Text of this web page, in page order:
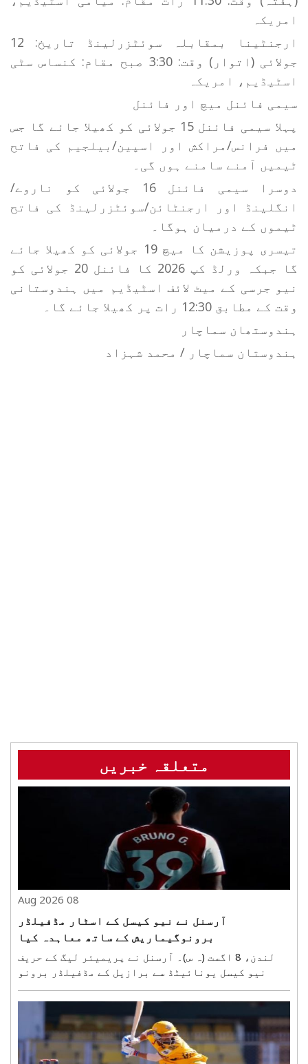
امریکہ
ارجنٹینا بمقابلہ سوئٹزرلینڈ تاریخ: 12
جولائی (اتوار) وقت: 3:30 صبح مقام: کنساس سٹی
اسٹیڈیم، امریکہ
سیمی فائنل میچ اور فائنل
پہلا سیمی فائنل 15 جولائی کو کھیلا جائے گا جس
میں فرانس/مراکش اور اسپین/بیلجیم کی فاتح
ٹیمیں آمنے سامنے ہوں گی۔
دوسرا سیمی فائنل 16 جولائی کو ناروے/
انگلینڈ اور ارجنٹائن/سوئٹزرلینڈ کی فاتح
ٹیموں کے درمیان ہوگا۔
تیسری پوزیشن کا میچ 19 جولائی کو کھیلا جائے
گا جبکہ ورلڈ کپ 2026 کا فائنل 20 جولائی کو
نیو جرسی کے میٹ لائف اسٹیڈیم میں ہندوستانی
وقت کے مطابق 12:30 رات پر کھیلا جائے گا۔
ہندوستھان سماچار
ہندوستان سماچار / محمد شہزاد
متعلقہ خبریں
08 Aug 2026
آرسنل نے نیو کیسل کے اسٹار مڈفیلڈر
برونوگیماریش کے ساتھ معاہدہ کیا
لندن، 8 اگست (ہ س)۔ آرسنل نے پریمیئر لیگ کے حریف
نیو کیسل یونائیٹڈ سے برازیل کے مڈفیلڈر برونو
گیماریش کے ساتھ معاہدہ کیا ہے۔ کلب نے بدھ کو سوشل
میڈیا پر یہ اعلان کیا۔ گیماریش کے کلب میں شامل
ہونے سے آرسنل کے مڈفیلڈ کو مزید مضبوطی ملنے کی
امید ہے۔ ..